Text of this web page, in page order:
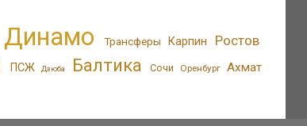
Динамо Трансферы Карпин Ростов
ПСЖ Дзюба Балтика Сочи Оренбург Ахмат